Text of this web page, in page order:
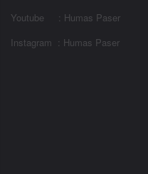
Youtube : Humas Paser
Instagram : Humas Paser